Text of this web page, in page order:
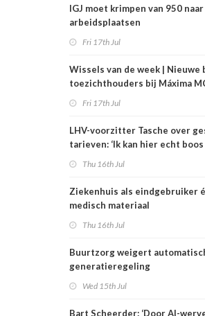
IGJ moet krimpen van 950
arbeidsplaatsen
Fri 17th Jul
Wissels van de week |
toezichthouders bij Máxima
Fri 17th Jul
LHV-voorzitter Tasche over
tarieven: ‘Ik kan hier echt
Thu 16th Jul
Ziekenhuis als eindgebruiker
medisch materiaal
Thu 16th Jul
Buurtzorg weigert
generatieregeling
Wed 15th Jul
Bart Scheerder: ‘Door AI-